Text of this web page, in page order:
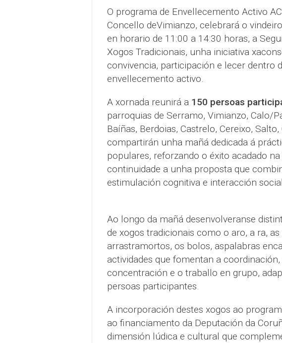
O programa de Envellecemento Activo
Concello deVimianzo, celebrará o vindeiro
en horario de 11:00 a 14:30 horas, a
Xogos Tradicionais, unha iniciativa
convivencia, participación e lecer dentro
envellecemento activo.
A xornada reunirá a 150 persoas
parroquias de Serramo, Vimianzo, Calo/
Baíñas, Berdoias, Castrelo, Cereixo,
compartirán unha mañá dedicada á
populares, reforzando o éxito acadado
continuidade a unha proposta que
estimulación cognitiva e interacción
Ao longo da mañá desenvolveranse
de xogos tradicionais como o aro, a ra,
arrastramortos, os bolos, aspalabras
actividades que fomentan a
concentración e o traballo en grupo,
persoas participantes.
A incorporación destes xogos ao
ao financiamento da Deputación da
dimensión lúdica e cultural que